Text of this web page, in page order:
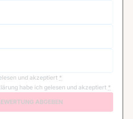
und akzeptiert *
habe ich gelesen und akzeptiert *
ABGEBEN